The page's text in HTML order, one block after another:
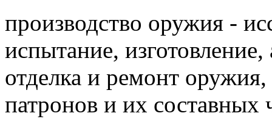
производство оружия -
испытание,
отделка и ремонт
патронов и их составных